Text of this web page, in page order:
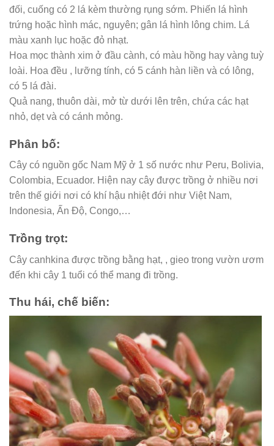
đối, cuống có 2 lá kèm thường rụng sớm. Phiến lá hình
trứng hoặc hình mác, nguyên; gân lá hình lông chim. Lá
màu xanh lục hoặc đỏ nhạt.
Hoa mọc thành xim ở đầu cành, có màu hồng hay vàng tuỳ
loài. Hoa đều , lưỡng tính, có 5 cánh hàn liền và có lông,
có 5 lá đài.
Quả nang, thuôn dài, mở từ dưới lên trên, chứa các hạt
nhỏ, dẹt và có cánh mỏng.
Phân bố:
Cây có nguồn gốc Nam Mỹ ở 1 số nước như Peru, Bolivia,
Colombia, Ecuador. Hiện nay cây được trồng ở nhiều nơi
trên thế giới nơi có khí hậu nhiệt đới như Việt Nam,
Indonesia, Ấn Độ, Congo,…
Trồng trọt:
Cây canhkina được trồng bằng hạt, , gieo trong vườn ươm
đến khi cây 1 tuổi có thể mang đi trồng.
Thu hái, chế biến: